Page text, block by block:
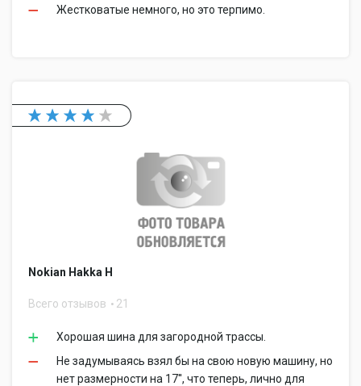
Жестковатые немного, но это терпимо.
Nokian Hakka H
Всего отзывов 21
Хорошая шина для загородной трассы.
Не задумываясь взял бы на свою новую машину, но
нет размерности на 17'', что теперь, лично для